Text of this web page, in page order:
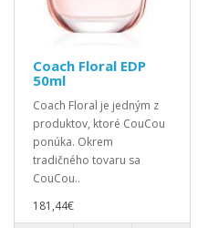
Coach Floral EDP
50ml
Coach Floral je jedným z
produktov, ktoré CouCou
ponúka. Okrem
tradičného tovaru sa
CouCou..
181,44€